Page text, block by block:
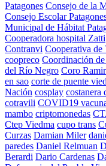
Patagones Consejo de la
Consejo Escolar
Municipal de Hábitat
Cooperadora hospital Zatti
Contranvi Cooperativa de
coopreco Coordinación de
del Río Negro Coro
en sao corte de puente
Nación cosplay costanera
cotravili COVID19
mambo criptomonedas
Ctep Viedma cupo trans
Curzas Damian Miler
paredes Daniel Relmuan
Berardi Dario Cardenas